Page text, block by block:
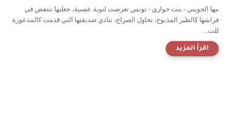
مها الجويني - بنت حواري - تونس تعرضت لنوبة عصبية، جعلتها تنتفض في
فراشها كالطير المذبوح، تحاول الصراخ، تنادي صديقتها التي قدمت كالمذعورة
للت...